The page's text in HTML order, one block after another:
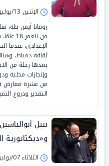
الإثنين 13/يوليو/2026 - 01:19 م
روفانا أيمن طه،
من
الإعدادي، عندما
ثقافة دمياط،
بعدها رحلة من
وإنجازات محلية
من عشرة معارض
التقدير ودروع
نبيل
و«ديكتاتورية
وإقالة
الثلاثاء 07/يوليو/2026 - 07:36 م